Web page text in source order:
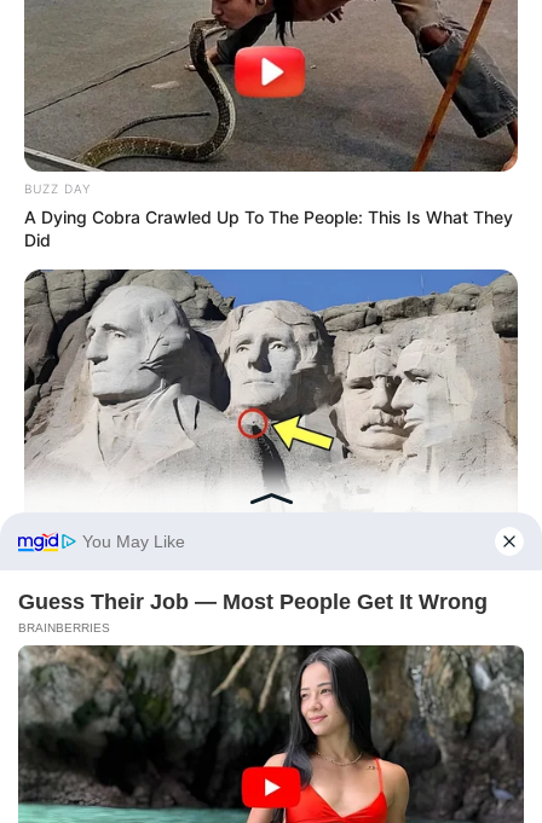
BUZZ DAY
A Dying Cobra Crawled Up To The People: This Is What They
Did
What Engineers Found At Rushmore Changes History